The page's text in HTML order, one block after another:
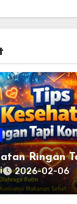
Ringan
2026-02-06